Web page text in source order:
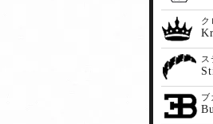
ク
ス
ブ